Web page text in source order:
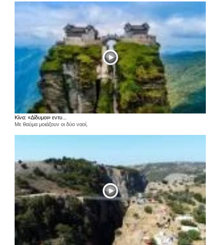
Κίνα: «Δίδυμοι» εντυ...
Με θαύμα μοιάζουν οι δύο ναοί,